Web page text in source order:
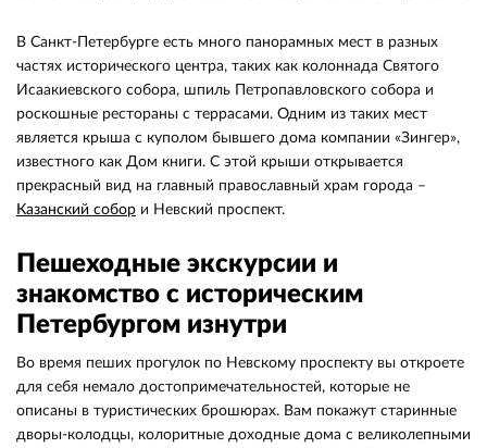
В Санкт-Петербурге есть много панорамных мест в разных
частях исторического центра, таких как колоннада Святого
Исаакиевского собора, шпиль Петропавловского собора и
роскошные рестораны с террасами. Одним из таких мест
является крыша с куполом бывшего дома компании «Зингер»,
известного как Дом книги. С этой крыши открывается
прекрасный вид на главный православный храм города –
Казанский собор и Невский проспект.
Пешеходные экскурсии и
знакомство с историческим
Петербургом изнутри
Во время пеших прогулок по Невскому проспекту вы откроете
для себя немало достопримечательностей, которые не
описаны в туристических брошюрах. Вам покажут старинные
дворы-колодцы, колоритные доходные дома с великолепными